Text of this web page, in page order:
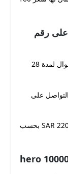
(تفعيل على رقم
وظيفة المنتج: باقة جوي 200 مفعّلة على رقم الجوال لمدة 28
على
السعر: الأسعار المسجلة متفاوتة بين 210 SAR و220 SAR بحسب